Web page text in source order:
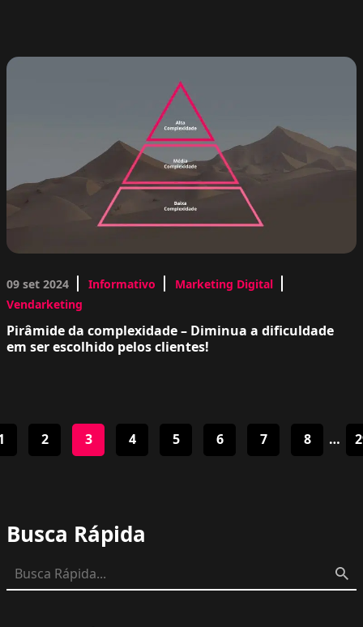
09 set 2024 Informativo
Marketing Digital
Vendarketing
Pirâmide da complexidade – Diminua a dificuldade
em ser escolhido pelos clientes!
2 3 4 5 6 7 8 …
Busca Rápida